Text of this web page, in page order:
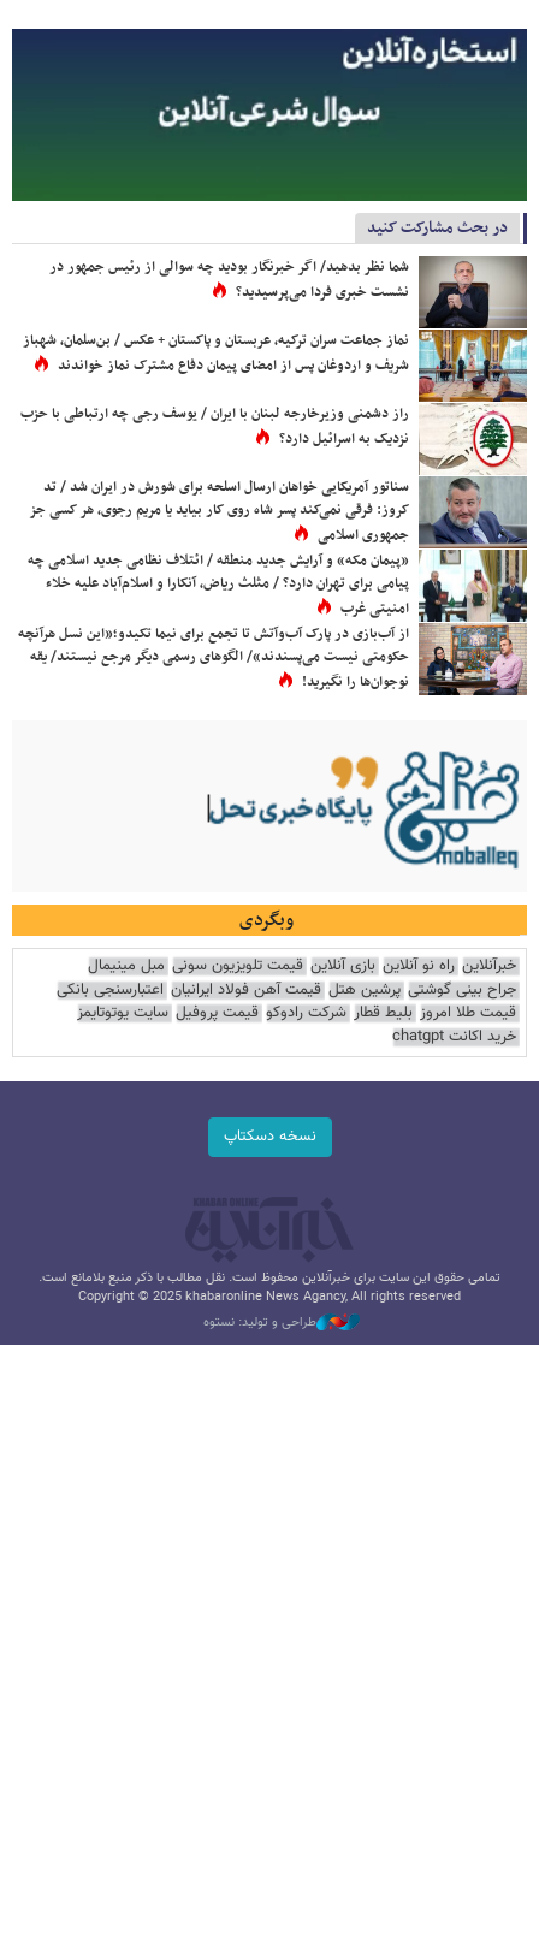
در بحث مشارکت کنید
شما نظر بدهید/ اگر خبرنگار بودید چه سوالی از رئیس جمهور در
نشست خبری فردا می‌پرسیدید؟
نماز جماعت سران ترکیه، عربستان و پاکستان + عکس / بن‌سلمان، شهباز
شریف و اردوغان پس از امضای پیمان دفاع مشترک نماز خواندند
راز دشمنی وزیرخارجه لبنان با ایران / یوسف رجی چه ارتباطی با حزب
نزدیک به اسرائیل دارد؟
سناتور آمریکایی خواهان ارسال اسلحه برای شورش در ایران شد / تد
کروز: فرقی نمی‌کند پسر شاه روی کار بیاید یا مریم رجوی، هر کسی جز
جمهوری اسلامی
«پیمان مکه» و آرایش جدید منطقه / ائتلاف نظامی جدید اسلامی چه
پیامی برای تهران دارد؟ / مثلث ریاض، آنکارا و اسلام‌آباد علیه خلاء
امنیتی غرب
از آب‌بازی در پارک آب‌وآتش تا تجمع برای نیما تکیدو؛«این نسل هرآنچه
حکومتی نیست می‌پسندند»/ الگوهای رسمی دیگر مرجع نیستند/ یقه
نوجوان‌ها را نگیرید!
وبگردی
خبرآنلاین راه نو آنلاین بازی آنلاین قیمت تلویزیون سونی مبل مینیمال
جراح بینی گوشتی پرشین هتل قیمت آهن فولاد ایرانیان اعتبارسنجی بانکی
قیمت طلا امروز بلیط قطار شرکت رادوکو قیمت پروفیل سایت یوتوتایمز
خرید اکانت chatgpt
نسخه دسکتاپ
تمامی حقوق این سایت برای خبرآنلاین محفوظ است. نقل مطالب با ذکر منبع بلامانع است.
Copyright © 2025 khabaronline News Agancy, All rights reserved
طراحی و تولید: نستوه